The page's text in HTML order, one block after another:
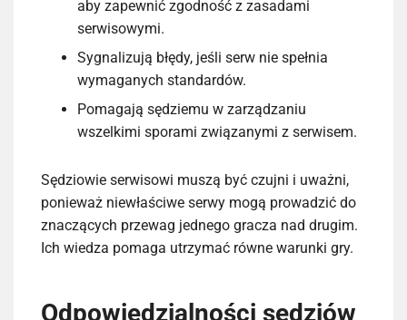
aby zapewnić zgodność z zasadami
serwisowymi.
Sygnalizują błędy, jeśli serw nie spełnia
wymaganych standardów.
Pomagają sędziemu w zarządzaniu
wszelkimi sporami związanymi z serwisem.
Sędziowie serwisowi muszą być czujni i uważni,
ponieważ niewłaściwe serwy mogą prowadzić do
znaczących przewag jednego gracza nad drugim.
Ich wiedza pomaga utrzymać równe warunki gry.
Odpowiedzialności sędziów